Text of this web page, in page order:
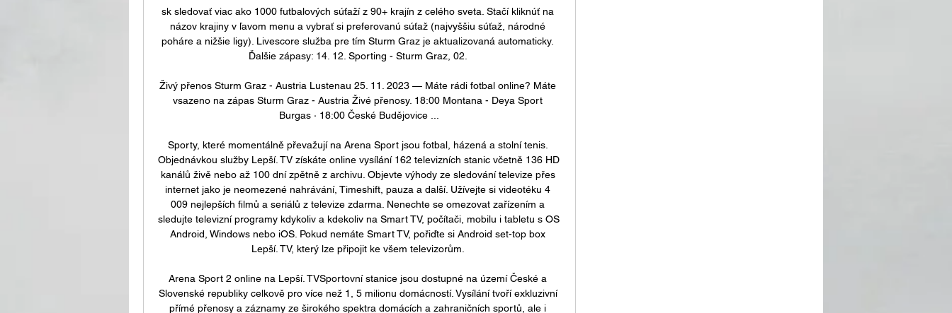
sk sledovať viac ako 1000 futbalových súťaží z 90+ krajín z celého sveta. Stačí kliknúť na
názov krajiny v ľavom menu a vybrať si preferovanú súťaž (najvyššiu súťaž, národné
poháre a nižšie ligy). Livescore služba pre tím Sturm Graz je aktualizovaná automaticky.
Ďalšie zápasy: 14. 12. Sporting - Sturm Graz, 02.
Živý přenos Sturm Graz - Austria Lustenau 25. 11. 2023 — Máte rádi fotbal online? Máte
vsazeno na zápas Sturm Graz - Austria Živé přenosy. 18:00 Montana - Deya Sport
Burgas · 18:00 České Budějovice ...
Sporty, které momentálně převažují na Arena Sport jsou fotbal, házená a stolní tenis.
Objednávkou služby Lepší. TV získáte online vysílání 162 televizních stanic včetně 136 HD
kanálů živě nebo až 100 dní zpětně z archivu. Objevte výhody ze sledování televize přes
internet jako je neomezené nahrávání, Timeshift, pauza a další. Užívejte si videotéku 4
009 nejlepších filmů a seriálů z televize zdarma. Nenechte se omezovat zařízením a
sledujte televizní programy kdykoliv a kdekoliv na Smart TV, počítači, mobilu i tabletu s OS
Android, Windows nebo iOS. Pokud nemáte Smart TV, pořiďte si Android set-top box
Lepší. TV, který lze připojit ke všem televizorům.
Arena Sport 2 online na Lepší. TVSportovní stanice jsou dostupné na území České a
Slovenské republiky celkově pro více než 1, 5 milionu domácností. Vysílání tvoří exkluzivní
přímé přenosy a záznamy ze širokého spektra domácích a zahraničních sportů, ale i